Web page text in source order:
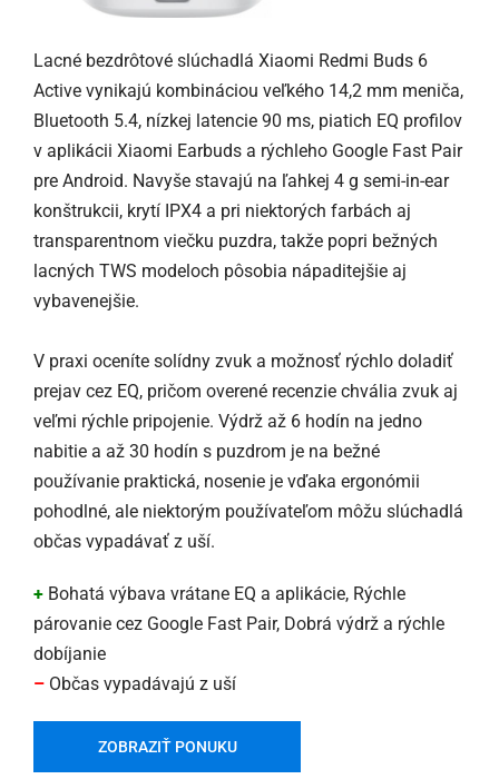
Lacné bezdrôtové slúchadlá Xiaomi Redmi Buds 6
Active vynikajú kombináciou veľkého 14,2 mm meniča,
Bluetooth 5.4, nízkej latencie 90 ms, piatich EQ profilov
v aplikácii Xiaomi Earbuds a rýchleho Google Fast Pair
pre Android. Navyše stavajú na ľahkej 4 g semi-in-ear
konštrukcii, krytí IPX4 a pri niektorých farbách aj
transparentnom viečku puzdra, takže popri bežných
lacných TWS modeloch pôsobia nápaditejšie aj
vybavenejšie.
V praxi oceníte solídny zvuk a možnosť rýchlo doladiť
prejav cez EQ, pričom overené recenzie chvália zvuk aj
veľmi rýchle pripojenie. Výdrž až 6 hodín na jedno
nabitie a až 30 hodín s puzdrom je na bežné
používanie praktická, nosenie je vďaka ergonómii
pohodlné, ale niektorým používateľom môžu slúchadlá
občas vypadávať z uší.
+ Bohatá výbava vrátane EQ a aplikácie, Rýchle
párovanie cez Google Fast Pair, Dobrá výdrž a rýchle
dobíjanie
– Občas vypadávajú z uší
ZOBRAZIŤ PONUKU